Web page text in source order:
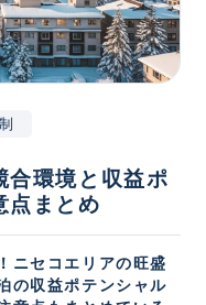
合環境と収益ポ
点まとめ
ニセコエリアの旺盛
の収益ポテンシャル